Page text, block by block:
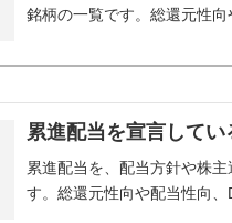
銘柄の一覧です。総還元性向
累進配当を宣言して
累進配当を、配当方針や株
す。総還元性向や配当性向、